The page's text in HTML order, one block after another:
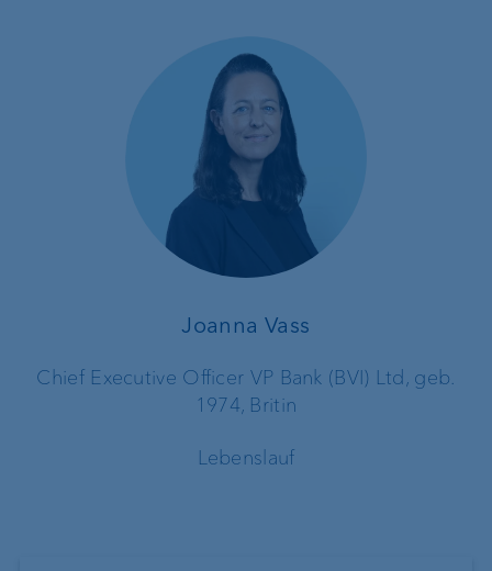
Joanna Vass
Chief Executive Officer VP Bank (BVI) Ltd, geb.
1974, Britin
Lebenslauf